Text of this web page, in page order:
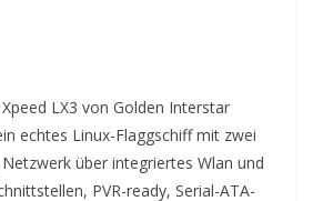
LX3 von Golden Interstar
echtes Linux-Flaggschiff mit zwei
über integriertes Wlan und
PVR-ready, Serial-ATA-